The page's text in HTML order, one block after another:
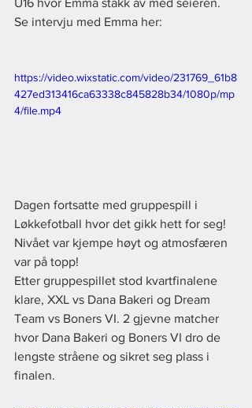
Se intervju med Emma her:
https://video.wixstatic.com/video/231769_61b8
427ed313416ca63338c845828b34/1080p/mp
4/file.mp4
Dagen fortsatte med gruppespill i
Løkkefotball hvor det gikk hett for seg!
Nivået var kjempe høyt og atmosfæren
var på topp!
Etter gruppespillet stod kvartfinalene
klare, XXL vs Dana Bakeri og Dream
Team vs Boners VI. 2 gjevne matcher
hvor Dana Bakeri og Boners VI dro de
lengste stråene og sikret seg plass i
finalen.